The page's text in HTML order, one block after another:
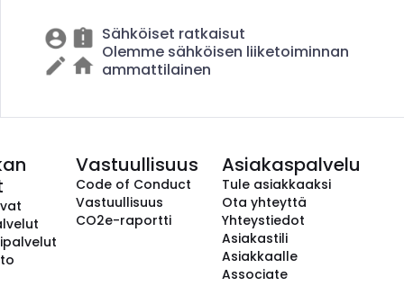
Sähköiset ratkaisut
Olemme sähköisen liiketoiminnan
ammattilainen
Vastuullisuus
Code of Conduct
Vastuullisuus
CO2e-raportti
Asiakaspalvelu
Tule asiakkaaksi
Ota yhteyttä
Yhteystiedot
Asiakastili
Asiakkaalle
Associate